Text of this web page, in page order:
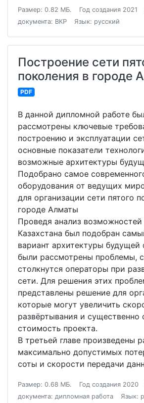
Размер: 0.82 МБ. Год создания 2021
документа: ВКР
Язык: русский
Построение сети
поколения в городе
PDF
В данной дипломной работе
рассмотрены ключевые
построению и эксплуатации
основные показатели
возможные архитектуры
Подобрано самое
оборудования от ведущих
для организации сети пятого
городе Алматы
Проведя анализ
Казахстана был подобран
вариант архитектуры будущей
были рассмотрены проблемы,
столкнутся операторы при
сети. Для решения этих
представлены решение для
которые могут увеличить
развёртывания и существенно
стоимость проекта.
В третьей главе произведены
максимально допустимых
соты и скорости передачи
Размер: 0.68 МБ. Год создания 2020
документа: дипломная работа
Язык: